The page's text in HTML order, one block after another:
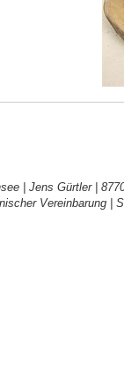
| Jens Gürtler |
Vereinbarung |